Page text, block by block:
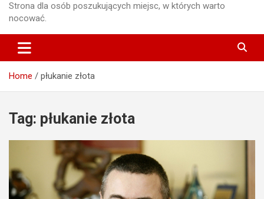
Strona dla osób poszukujących miejsc, w których warto
nocować.
Home płukanie złota
Tag: płukanie złota